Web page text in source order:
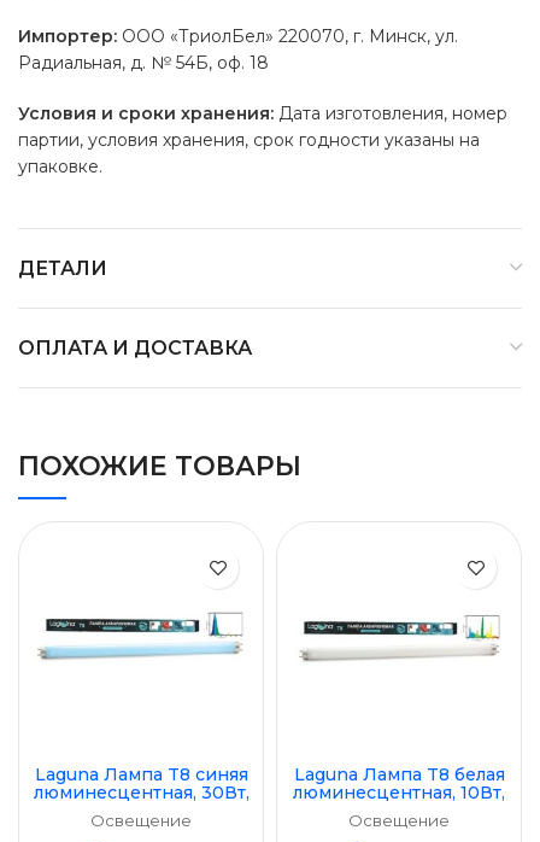
Импортер: ООО «ТриолБел» 220070, г. Минск, ул.
Радиальная, д. № 54Б, оф. 18
Условия и сроки хранения: Дата изготовления, номер
партии, условия хранения, срок годности указаны на
упаковке.
ДЕТАЛИ
ОПЛАТА И ДОСТАВКА
ПОХОЖИЕ ТОВАРЫ
Laguna Лампа T8 синяя
люминесцентная, 30Вт,
Освещение
Laguna Лампа T8 белая
люминесцентная, 10Вт,
Освещение